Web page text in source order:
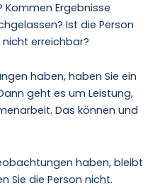
Kommen Ergebnisse
Ist die Person
erreichbar?
haben, haben Sie ein
geht es um Leistung,
Das können und
haben, bleibt
Sie die Person nicht.